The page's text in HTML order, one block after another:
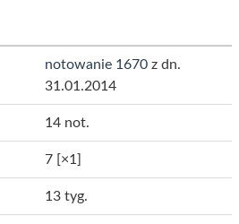
notowanie 1670 z dn.
31.01.2014
14 not.
7 [×1]
13 tyg.